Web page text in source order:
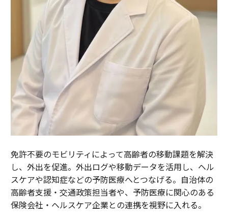
免許不要のモビリティによって高齢者の移動課題を解決
し、外出を促進。外出ログや移動データを活用し、ヘル
スケアや認知症などの予防医療へとつなげる。自治体の
高齢者支援・交通政策担当者や、予防医療に関心のある
保険会社・ヘルスケア企業との連携を視野に入れる。